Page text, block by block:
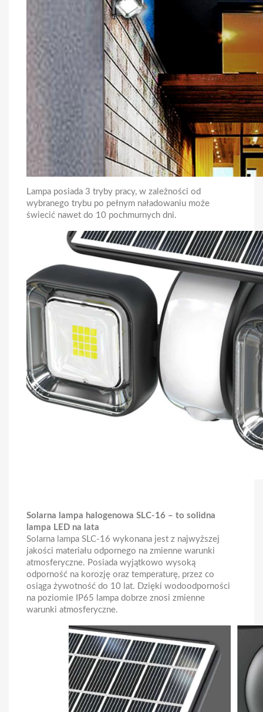
Lampa posiada 3 tryby pracy, w zależności od
wybranego trybu po pełnym naładowaniu może
świecić nawet do 10 pochmurnych dni.
Solarna lampa halogenowa SLC-16 – to solidna
lampa LED na lata
Solarna lampa SLC-16 wykonana jest z najwyższej
jakości materiału odpornego na zmienne warunki
atmosferyczne. Posiada wyjątkowo wysoką
odporność na korozję oraz temperaturę, przez co
osiąga żywotność do 10 lat. Dzięki wodoodporności
na poziomie IP65 lampa dobrze znosi zmienne
warunki atmosferyczne.